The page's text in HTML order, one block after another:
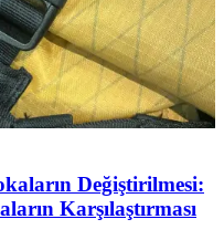
Değiştirilmesi:
Karşılaştırması